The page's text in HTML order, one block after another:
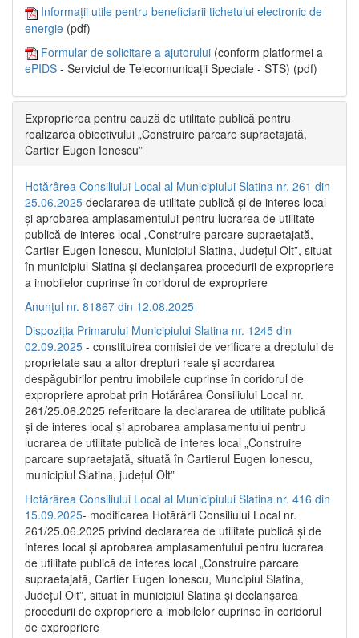
Informații utile pentru beneficiarii tichetului electronic de
energie (pdf)
Formular de solicitare a ajutorului (conform platformei a
ePIDS - Serviciul de Telecomunicații Speciale - STS) (pdf)
Exproprierea pentru cauză de utilitate publică pentru
realizarea obiectivului „Construire parcare supraetajată,
Cartier Eugen Ionescu”
Hotărârea Consiliului Local al Municipiului Slatina nr. 261 din
25.06.2025 declararea de utilitate publică și de interes local
și aprobarea amplasamentului pentru lucrarea de utilitate
publică de interes local „Construire parcare supraetajată,
Cartier Eugen Ionescu, Municipiul Slatina, Județul Olt”, situat
în municipiul Slatina și declanșarea procedurii de expropriere
a imobilelor cuprinse în coridorul de expropriere
Anunțul nr. 81867 din 12.08.2025
Dispoziția Primarului Municipiului Slatina nr. 1245 din
02.09.2025 - constituirea comisiei de verificare a dreptului de
proprietate sau a altor drepturi reale și acordarea
despăgubirilor pentru imobilele cuprinse în coridorul de
expropriere aprobat prin Hotărârea Consiliului Local nr.
261/25.06.2025 referitoare la declararea de utilitate publică
și de interes local și aprobarea amplasamentului pentru
lucrarea de utilitate publică de interes local „Construire
parcare supraetajată, situată în Cartierul Eugen Ionescu,
municipiul Slatina, județul Olt”
Hotărârea Consiliului Local al Municipiului Slatina nr. 416 din
15.09.2025- modificarea Hotărârii Consiliului Local nr.
261/25.06.2025 privind declararea de utilitate publică și de
interes local și aprobarea amplasamentului pentru lucrarea
de utilitate publică de interes local „Construire parcare
supraetajată, Cartier Eugen Ionescu, Muncipiul Slatina,
Județul Olt”, situat în municipiul Slatina și declanșarea
procedurii de expropriere a imobilelor cuprinse în coridorul
de expropriere